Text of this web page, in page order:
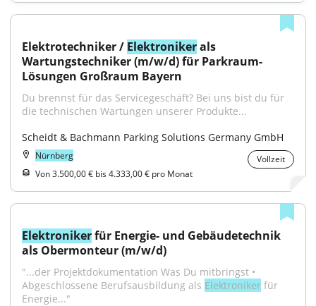
Elektrotechniker / Elektroniker als
Wartungstechniker (m/w/d) für Parkraum-
Lösungen Großraum Bayern
Du brennst für das Servicegeschäft? Bei uns bist du für
die technischen Wartungen unserer Produkte...
Scheidt & Bachmann Parking Solutions Germany GmbH
Nürnberg
Vollzeit
Von 3.500,00 € bis 4.333,00 € pro Monat
Elektroniker für Energie- und Gebäudetechnik
als Obermonteur (m/w/d)
"...der Projektdokumentation Was Du mitbringst •
Abgeschlossene Berufsausbildung als Elektroniker für
Energie..."